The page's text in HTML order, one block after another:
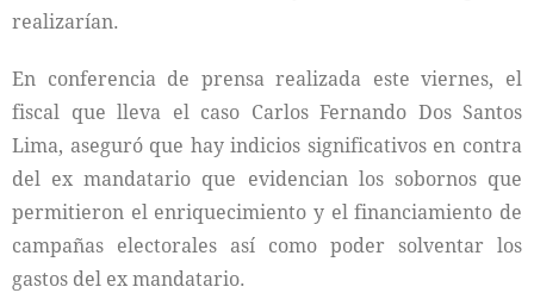
realizarían.
En conferencia de prensa realizada este viernes, el
fiscal que lleva el caso Carlos Fernando Dos Santos
Lima, aseguró que hay indicios significativos en contra
del ex mandatario que evidencian los sobornos que
permitieron el enriquecimiento y el financiamiento de
campañas electorales así como poder solventar los
gastos del ex mandatario.